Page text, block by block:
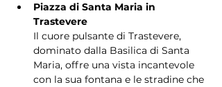
Piazza di Santa Maria in
Trastevere
Il cuore pulsante di Trastevere,
dominato dalla Basilica di Santa
Maria, offre una vista incantevole
con la sua fontana e le stradine che